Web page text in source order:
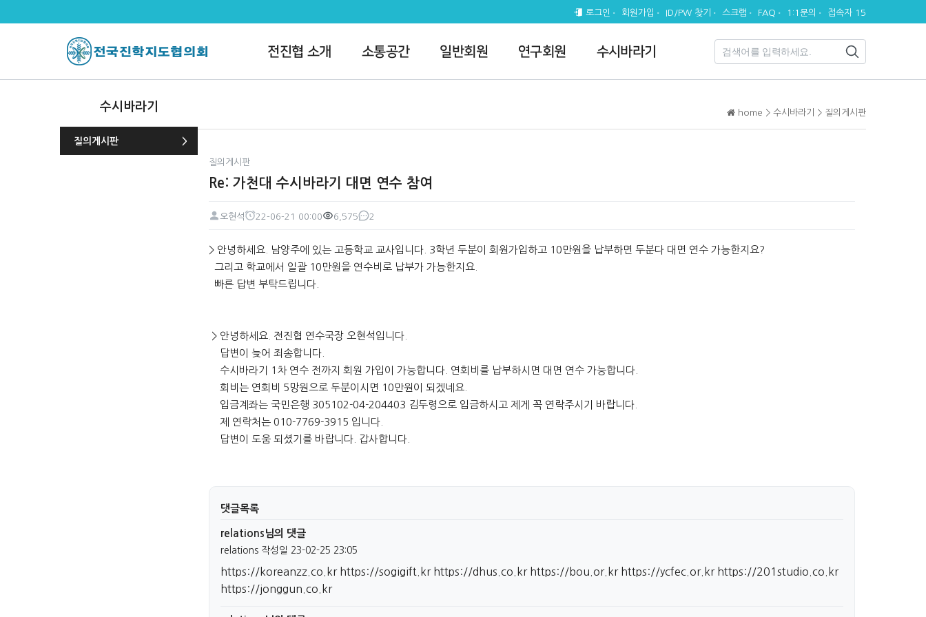
로그인 회원가입 ID/PW 찾기 스크랩 FAQ 1:1문의 접속자 15
전진협 소개 소통공간 일반회원 연구회원 수시바라기
수시바라기
질의게시판
home > 수시바라기 > 질의게시판
질의게시판
Re: 가천대 수시바라기 대면 연수 참여
페이지 정보
오현석
22-06-21 00:00
6,575
2
본문
> 안녕하세요. 남양주에 있는 고등학교 교사입니다. 3학년 두분이 회원가입하고 10만원을 납부하면 두분다 대면 연수 가능한지요?
그리고 학교에서 일괄 10만원을 연수비로 납부가 가능한지요.
빠른 답변 부탁드립니다.
> 안녕하세요. 전진협 연수국장 오현석입니다.
답변이 늦어 죄송합니다.
수시바라기 1차 연수 전까지 회원 가입이 가능합니다. 연회비를 납부하시면 대면 연수 가능합니다.
회비는 연회비 5망원으로 두분이시면 10만원이 되겠네요.
입금계좌는 국민은행 305102-04-204403 김두령으로 입금하시고 제게 꼭 연락주시기 바랍니다.
제 연락처는 010-7769-3915 입니다.
답변이 도움 되셨기를 바랍니다. 갑사합니다.
댓글목록
relations님의 댓글
relations 작성일 23-02-25 23:05
https://koreanzz.co.kr https://sogigift.kr https://dhus.co.kr https://bou.or.kr https://ycfec.or.kr https://201studio.co.kr
https://jonggun.co.kr